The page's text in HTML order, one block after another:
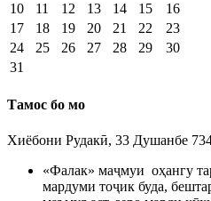
10
11 12 13 14 15
16
17
18 19 20 21 22
23
24
25 26 27 28 29
30
31
Тамос бо мо
Хиёбони Рудакӣ, 33 Душанбе
«Фалак» маҷмуи оҳангу
мардуми тоҷик буда,